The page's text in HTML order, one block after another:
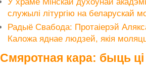
служылі літургію на беларускай
Радыё Свабода: Протаіерэй
Каложа яднае людзей, якія
Смяротная кара: быць